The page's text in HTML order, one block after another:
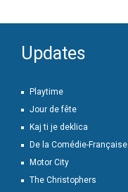
Updates
Playtime
Jour de fête
Kaj ti je deklica
De la Comédie-Française
Motor City
The Christophers